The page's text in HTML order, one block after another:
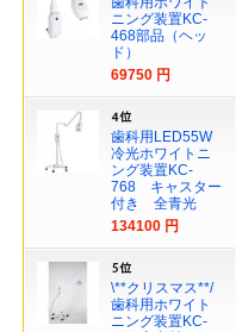
ニング装置KC-
468部品（ヘッ
ド）
69750 円
歯科用LED55W
冷光ホワイトニ
ング装置KC-
768 キャスター
付き 全青光
134100 円
\**クリスマス**/
歯科用ホワイト
ニング装置KC-